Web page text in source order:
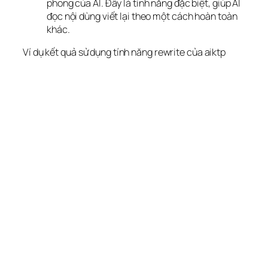
phong của AI. Đây là tính năng đặc biệt, giúp AI
đọc nội dùng viết lại theo một cách hoàn toàn
khác.
Ví dụ kết quả sử dụng tính năng rewrite của aiktp